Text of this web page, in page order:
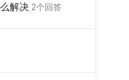
解决 2个回答